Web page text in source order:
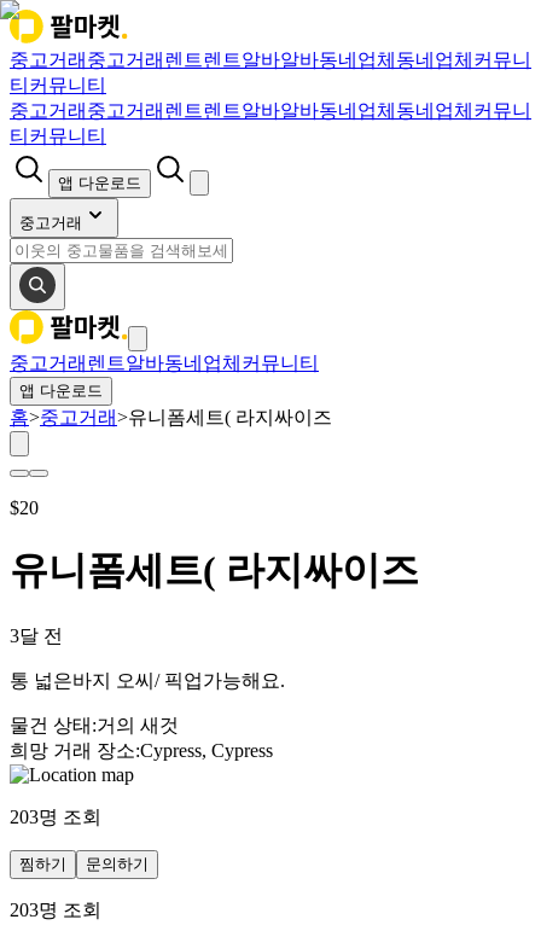
중고거래 중고거래 렌트렌트알바알바동네업체 동네업체 커뮤니
티 커뮤니티
중고거래 중고거래 렌트렌트알바알바동네업체 동네업체 커뮤니
티 커뮤니티
앱 다운로드
중고거래
중고거래 렌트알바동네업체 커뮤니티
앱 다운로드
홈>중고거래>유니폼세트( 라지싸이즈
$20
유니폼세트( 라지싸이즈
3달 전
통 넓은바지 오씨/ 픽업가능해요.
물건 상태 :거의 새것
희망 거래 장소:Cypress, Cypress
203명 조회
찜하기 문의하기
203명 조회